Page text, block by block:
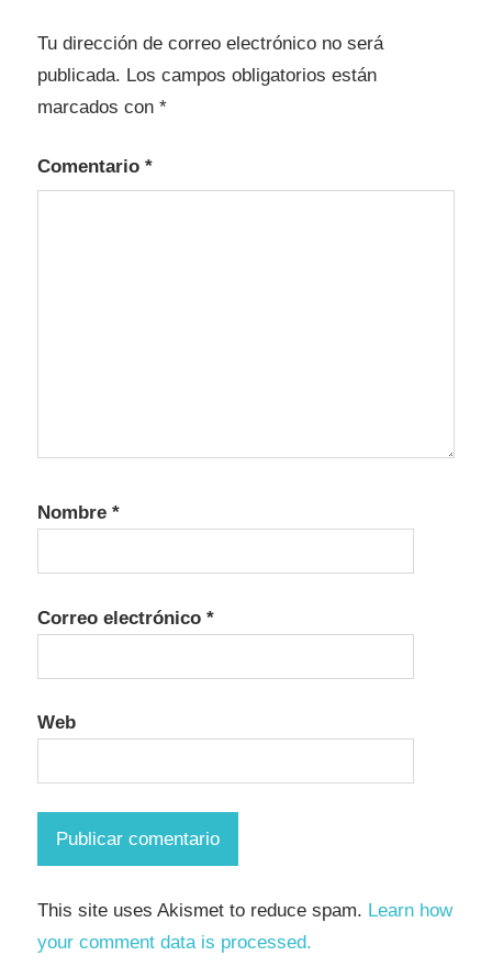
Tu dirección de correo electrónico no será
publicada. Los campos obligatorios están
marcados con *
Comentario *
Nombre *
Correo electrónico *
Web
This site uses Akismet to reduce spam. Learn how
your comment data is processed.